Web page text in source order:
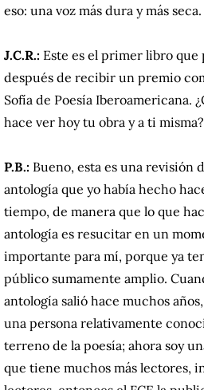
eso: una voz más dura y más seca.
J.C.R.: Este es el primer libro que
después de recibir un premio
Sofía de Poesía Iberoamericana.
hace ver hoy tu obra y a ti misma?
P.B.: Bueno, esta es una revisión
antología que yo había hecho
tiempo, de manera que lo que
antología es resucitar en un
importante para mí, porque ya
público sumamente amplio.
antología salió hace muchos
una persona relativamente
terreno de la poesía; ahora soy
que tiene muchos más lectores,